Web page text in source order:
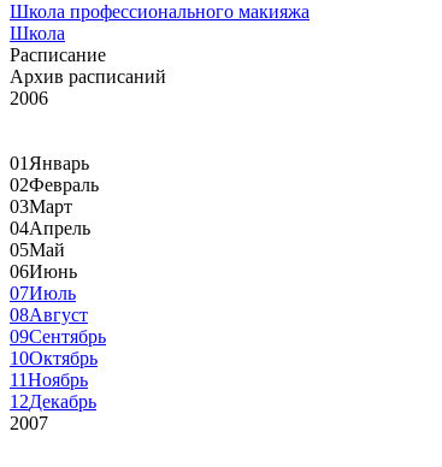
Школа профессионального макияжа
Школа
Расписание
Архив расписаний
2006
01 Январь
02Февраль
03Март
04Апрель
05Май
06Июнь
07Июль
08Август
09Сентябрь
10Октябрь
11Ноябрь
12Декабрь
2007